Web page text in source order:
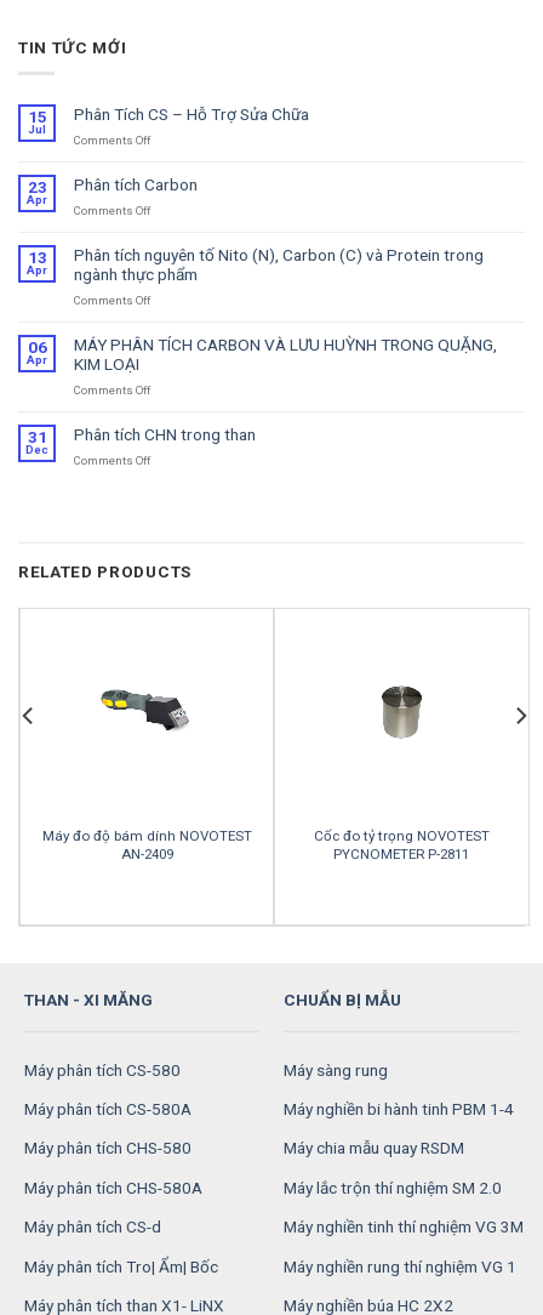
TIN TỨC MỚI
15
Jul
Phân Tích CS – Hỗ Trợ Sửa Chữa
Comments Offon
Tích
CS
Sửa
Chữa
23
Apr
Phân tích Carbon
Comments Offon
Carbon
13
Apr
Phân tích nguyên tố Nito (N), Carbon (C) và Protein trong
ngành thực phẩm
Comments Offon
tích
nguyên
Nito
Carbon
06
Apr
MÁY PHÂN TÍCH CARBON VÀ LƯU HUỲNH TRONG QUẶNG,
KIM LOẠI
Comments Offon
TÍCH
KIM
31
Dec
Phân tích CHN trong than
Comments Offon
RELATED PRODUCTS
Máy đo độ bám dính NOVOTEST
AN-2409
Cốc đo tỷ trọng NOVOTEST
PYCNOMETER P-2811
THAN - XI MĂNG
Máy phân tích CS-580
Máy phân tích CS-580A
Máy phân tích CHS-580
Máy phân tích CHS-580A
Máy phân tích CS-d
Máy phân tích Tro| Ẩm| Bốc
Máy phân tích than X1- LiNX
CHUẨN BỊ MẪU
Máy sàng rung
Máy nghiền bi hành tinh PBM 1-4
Máy chia mẫu quay RSDM
Máy lắc trộn thí nghiệm SM 2.0
Máy nghiền tinh thí nghiệm VG 3M
Máy nghiền rung thí nghiệm VG 1
Máy nghiền búa HC 2X2